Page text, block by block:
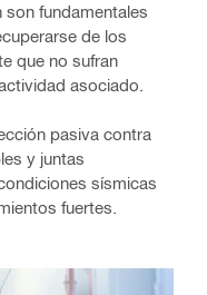
fundamentales
de los
que no sufran
asociado.
pasiva contra
y juntas
sísmicas
fuertes.